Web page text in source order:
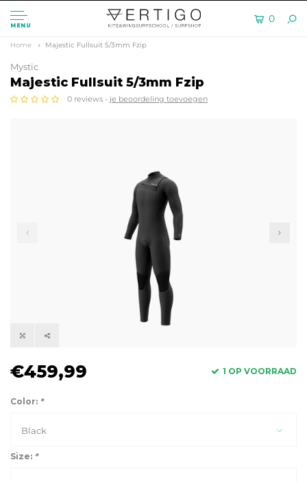
MENU
0
Home Majestic Fullsuit 5/3mm Fzip
Mystic
Majestic Fullsuit 5/3mm Fzip
0 reviews - je beoordeling toevoegen
€459,99 1 OP VOORRAAD
Color: *
Black
Size: *